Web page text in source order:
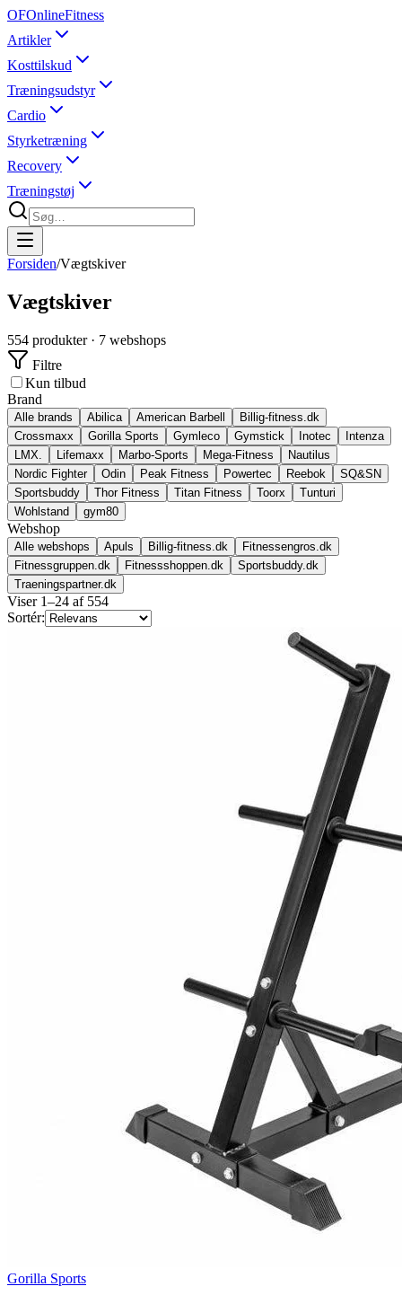
OFOnlineFitness
Artikler
Kosttilskud
Træningsudstyr
Cardio
Styrketræning
Recovery
Træningstøj
Forsiden/Vægtskiver
Vægtskiver
554 produkter · 7 webshops
Filtre
Kun tilbud
Brand
Alle brands Abilica American Barbell
Billig-fitness.dk
Crossmaxx
Gorilla Sports Gymleco Gymstick Inotec
Intenza
LMX.
Lifemaxx Marbo-Sports Mega-Fitness
Nautilus
Nordic Fighter
Odin Peak Fitness Powertec Reebok
SQ&SN
Sportsbuddy
Thor Fitness Titan Fitness Toorx
Tunturi
Wohlstand
gym80
Webshop
Alle webshops Apuls Billig-fitness.dk
Fitnessengros.dk
Fitnessgruppen.dk
Fitnessshoppen.dk
Sportsbuddy.dk
Traeningspartner.dk
Viser 1–24 af 554
Sortér:
Gorilla Sports